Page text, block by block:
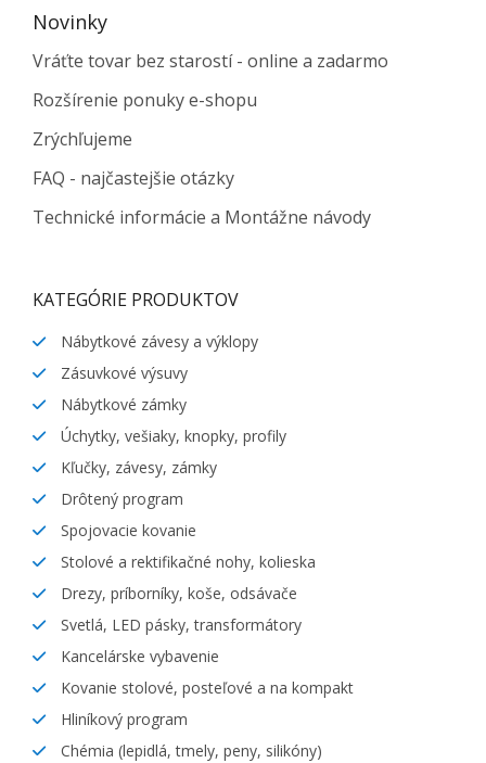
Novinky
Vráťte tovar bez starostí - online a zadarmo
Rozšírenie ponuky e-shopu
Zrýchľujeme
FAQ - najčastejšie otázky
Technické informácie a Montážne návody
KATEGÓRIE PRODUKTOV
Nábytkové závesy a výklopy
Zásuvkové výsuvy
Nábytkové zámky
Úchytky, vešiaky, knopky, profily
Kľučky, závesy, zámky
Drôtený program
Spojovacie kovanie
Stolové a rektifikačné nohy, kolieska
Drezy, príborníky, koše, odsávače
Svetlá, LED pásky, transformátory
Kancelárske vybavenie
Kovanie stolové, posteľové a na kompakt
Hliníkový program
Chémia (lepidlá, tmely, peny, silikóny)